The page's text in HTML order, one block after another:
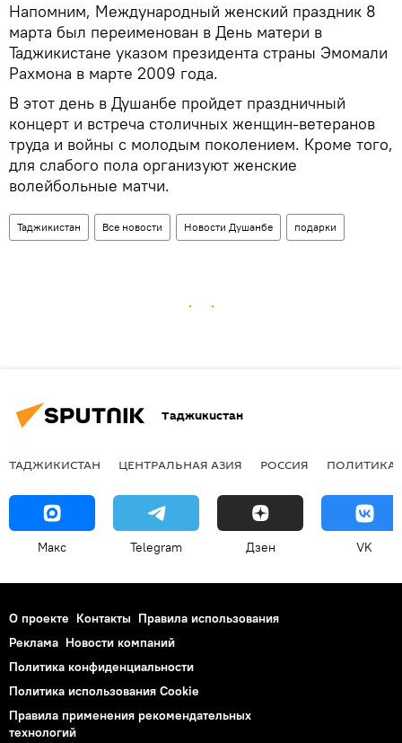
Напомним, Международный женский праздник 8
марта был переименован в День матери в
Таджикистане указом президента страны Эмомали
Рахмона в марте 2009 года.
В этот день в Душанбе пройдет праздничный
концерт и встреча столичных женщин-ветеранов
труда и войны с молодым поколением. Кроме того,
для слабого пола организуют женские
волейбольные матчи.
Таджикистан Все новости Новости Душанбе подарки
Таджикистан
ТАДЖИКИСТАН ЦЕНТРАЛЬНАЯ АЗИЯ РОССИЯ ПОЛИТИКА
Макс Telegram Дзен VK
О проекте Контакты Правила использования
Реклама Новости компаний
Политика конфиденциальности
Политика использования Cookie
Правила применения рекомендательных
технологий